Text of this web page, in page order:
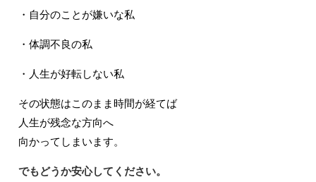
・自分のことが嫌いな私
・体調不良の私
・人生が好転しない私
その状態はこのまま時間が経てば
人生が残念な方向へ
向かってしまいます。
でもどうか安心してください。